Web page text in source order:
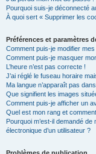
Pourquoi suis-je déconnecté
À quoi sert « Supprimer les
Préférences et paramètres
Comment puis-je modifier
Comment puis-je masquer
L’heure n’est pas correcte !
J’ai réglé le fuseau horaire
Ma langue n’apparaît pas
Que signifient les images
Comment puis-je afficher un
Quel est mon rang et
Pourquoi m’est-il demandé
électronique d’un utilisateur ?